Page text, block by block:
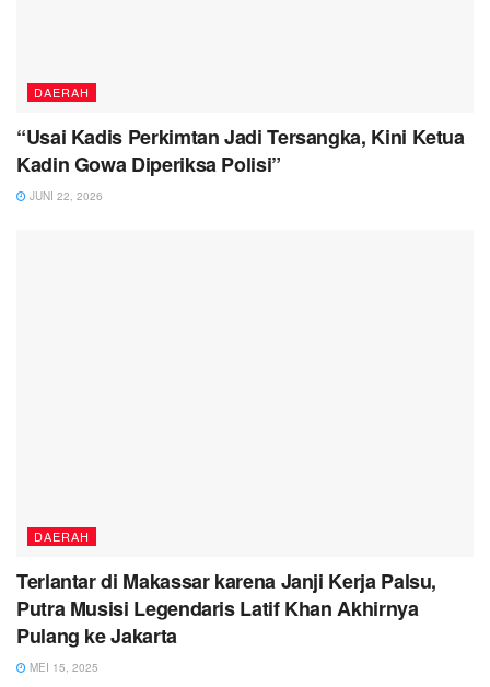
DAERAH
“Usai Kadis Perkimtan Jadi Tersangka, Kini Ketua
Kadin Gowa Diperiksa Polisi”
JUNI 22, 2026
DAERAH
Terlantar di Makassar karena Janji Kerja Palsu,
Putra Musisi Legendaris Latif Khan Akhirnya
Pulang ke Jakarta
MEI 15, 2025